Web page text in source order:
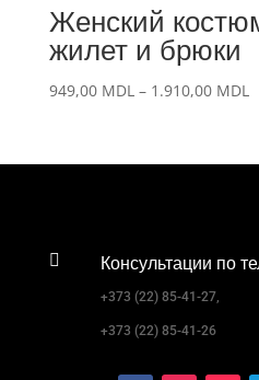
Женский
жилет и брюки
949,00 MDL – 1.910,00 MDL
–
 Консультации по
+373 (22) 85-41-27,
+373 (22) 85-41-26